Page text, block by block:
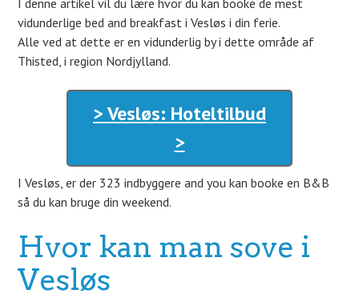
I denne artikel vil du lære hvor du kan booke de mest
vidunderlige bed and breakfast i Vesløs i din ferie.
Alle ved at dette er en vidunderlig by i dette område af
Thisted, i region Nordjylland.
> Vesløs: Hoteltilbud
>
I Vesløs, er der 323 indbyggere and you kan booke en B&B
så du kan bruge din weekend.
Hvor kan man sove i
Vesløs